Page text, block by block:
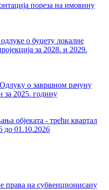
пореза на имовину
о буџету локалне
за 2028. и 2029.
о завршном рачуну
за 2025. годину
објеката - трећи квартал
до 01.10.2026
права на субвенционисану